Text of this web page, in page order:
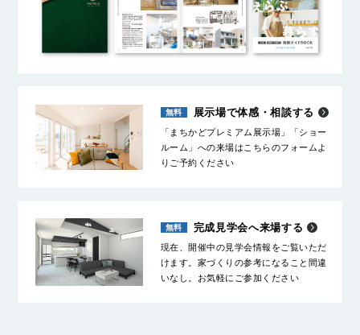
展示場で体感・相談する
「まちかどプレミアム展示場」「ショー
ルーム」への来場はこちらのフォームよ
りご予約ください
完成見学会へ来場する
現在、開催中の見学会情報をご覧いただ
けます。家づくりの参考になること間違
いなし。お気軽にご参加ください